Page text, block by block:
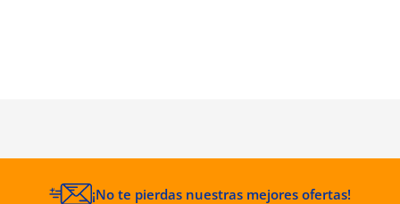
¡No te pierdas nuestras mejores ofertas!